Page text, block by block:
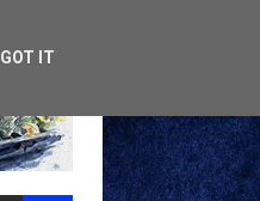
GOT IT